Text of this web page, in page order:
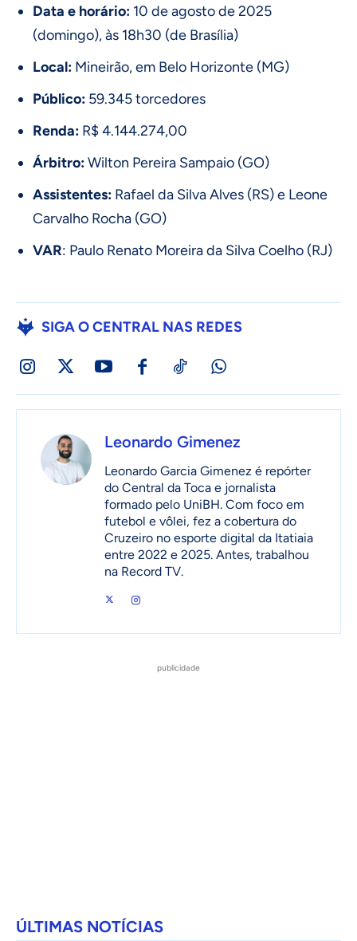
Data e horário: 10 de agosto de 2025
(domingo), às 18h30 (de Brasília)
Local: Mineirão, em Belo Horizonte (MG)
Público: 59.345 torcedores
Renda: R$ 4.144.274,00
Árbitro:Wilton Pereira Sampaio (GO)
Assistentes: Rafael da Silva Alves (RS) e Leone
Carvalho Rocha (GO)
VAR: Paulo Renato Moreira da Silva Coelho (RJ)
SIGA O CENTRAL NAS REDES
Leonardo Gimenez
Leonardo Garcia Gimenez é repórter
do Central da Toca e jornalista
formado pelo UniBH. Com foco em
futebol e vôlei, fez a cobertura do
Cruzeiro no esporte digital da Itatiaia
entre 2022 e 2025. Antes, trabalhou
na Record TV.
publicidade
ÚLTIMAS NOTÍCIAS